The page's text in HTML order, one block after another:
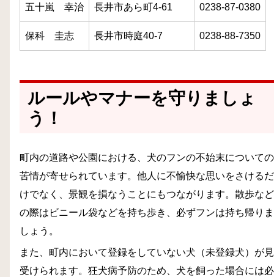
五十嵐 幸治 長井市あら町4-61 0238-87-0380
保科 圭志 長井市時庭40-7 0238-88-7350
ルールやマナーを守りましょ
う！
町内の道路や公園における、犬のフンの不始末についての
苦情が寄せられています。他人に不愉快な思いをさけるだ
けでなく、景観を損なうことにもつながります。散歩など
の際はビニール袋などを持ち歩き、必ずフンは持ち帰りま
しょう。
また、町内において登録をしていない犬（未登録犬）が見
受けられます。狂犬病予防のため、犬を飼った場合には必